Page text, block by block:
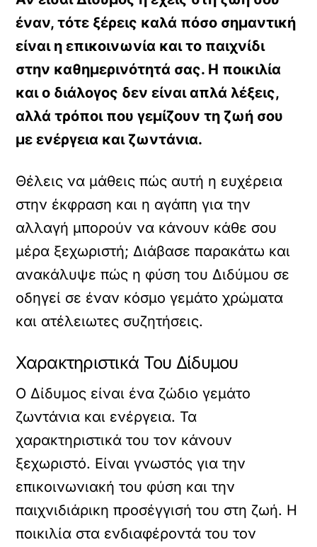
έναν, τότε ξέρεις καλά πόσο σημαντική
είναι η επικοινωνία και το παιχνίδι
στην καθημερινότητά σας. Η ποικιλία
και ο διάλογος δεν είναι απλά λέξεις,
αλλά τρόποι που γεμίζουν τη ζωή σου
με ενέργεια και ζωντάνια.
Θέλεις να μάθεις πώς αυτή η ευχέρεια
στην έκφραση και η αγάπη για την
αλλαγή μπορούν να κάνουν κάθε σου
μέρα ξεχωριστή; Διάβασε παρακάτω και
ανακάλυψε πώς η φύση του Διδύμου σε
οδηγεί σε έναν κόσμο γεμάτο χρώματα
και ατέλειωτες συζητήσεις.
Χαρακτηριστικά Του Δίδυμου
Ο Δίδυμος είναι ένα ζώδιο γεμάτο
ζωντάνια και ενέργεια. Τα
χαρακτηριστικά του τον κάνουν
ξεχωριστό. Είναι γνωστός για την
επικοινωνιακή του φύση και την
παιχνιδιάρικη προσέγγισή του στη ζωή. Η
ποικιλία στα ενδιαφέροντά του τον